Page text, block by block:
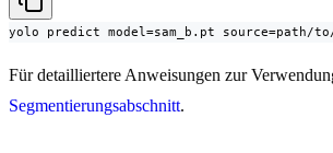
yolo predict model=sam_b.pt source=path/
Für detailliertere Anweisungen zur
Segmentierungsabschnitt.